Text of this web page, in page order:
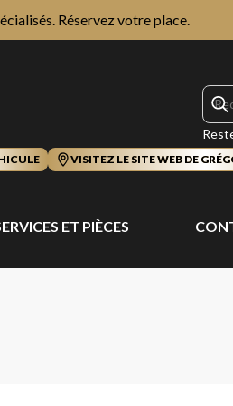
Réservez votre place.
VISITEZ LE SITE WEB DE
ET PIÈCES